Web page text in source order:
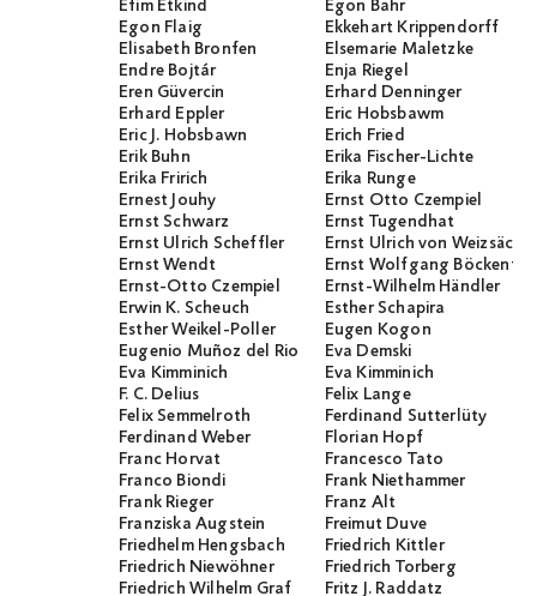
Efim Etkind
Egon Bahr
Egon Flaig
Ekkehart Krippendorff
Elisabeth Bronfen
Elsemarie Maletzke
Endre Bojtár
Enja Riegel
Eren Güvercin
Erhard Denninger
Erhard Eppler
Eric Hobsbawm
Eric J. Hobsbawn
Erich Fried
Erik Buhn
Erika Fischer-Lichte
Erika Fririch
Erika Runge
Ernest Jouhy
Ernst Otto Czempiel
Ernst Schwarz
Ernst Tugendhat
Ernst Ulrich Scheffler
Ernst Ulrich von Weizsäcker
Ernst Wendt
Ernst Wolfgang
Ernst-Otto Czempiel
Ernst-Wilhelm Händler
Erwin K. Scheuch
Esther Schapira
Esther Weikel-Poller
Eugen Kogon
Eugenio Muñoz del Rio
Eva Demski
Eva Kimminich
Eva Kimminich
F. C. Delius
Felix Lange
Felix Semmelroth
Ferdinand Sutterlüty
Ferdinand Weber
Florian Hopf
Franc Horvat
Francesco Tato
Franco Biondi
Frank Niethammer
Frank Rieger
Franz Alt
Franziska Augstein
Freimut Duve
Friedhelm Hengsbach
Friedrich Kittler
Friedrich Niewöhner
Friedrich Torberg
Friedrich Wilhelm Graf
Fritz J. Raddatz